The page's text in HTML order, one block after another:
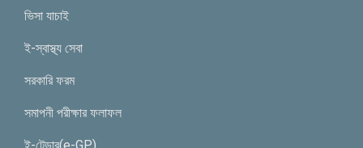
ভিসা যাচাই
ই-স্বাস্থ্য সেবা
সরকারি ফরম
সমাপনী পরীক্ষার ফলাফল